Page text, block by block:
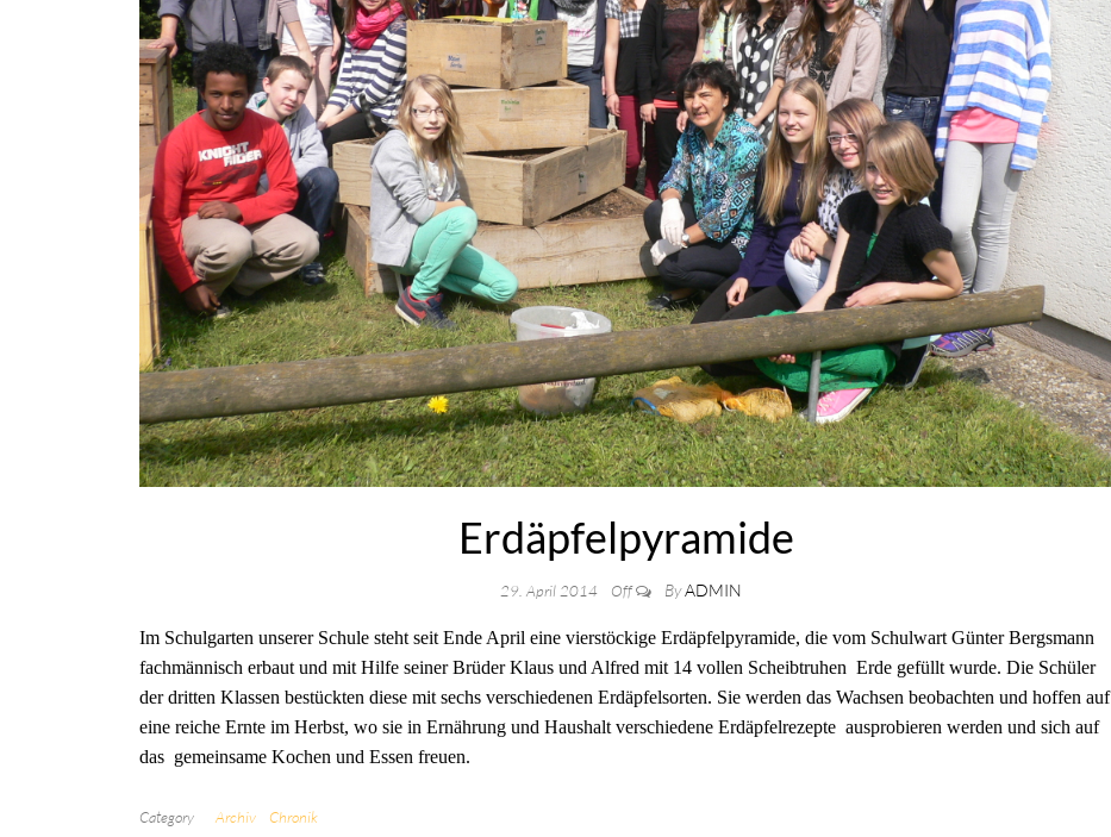
Erdäpfelpyramide
29. April 2014 Off ByADMIN
Im Schulgarten unserer Schule steht seit Ende April eine vierstöckige Erdäpfelpyramide, die vom Schulwart Günter Bergsmann
fachmännisch erbaut und mit Hilfe seiner Brüder Klaus und Alfred mit 14 vollen Scheibtruhen Erde gefüllt wurde. Die Schüler
der dritten Klassen bestückten diese mit sechs verschiedenen Erdäpfelsorten. Sie werden das Wachsen beobachten und hoffen auf
eine reiche Ernte im Herbst, wo sie in Ernährung und Haushalt verschiedene Erdäpfelrezepte ausprobieren werden und sich auf
das gemeinsame Kochen und Essen freuen.
Category Archiv Chronik